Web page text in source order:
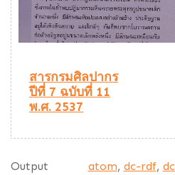
สารกรมศิลปากร
ปีที่ 7 ฉบับที่ 11
พ.ศ. 2537
Output
atom, dc-rdf,